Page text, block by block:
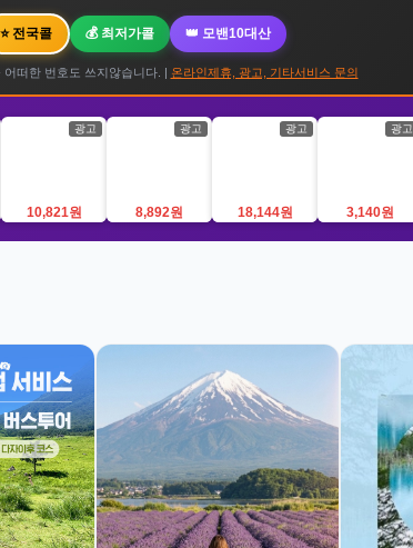
⭐ 전국콜 💰 최저가콜 👑 모밴10대산
떠한 번호도 쓰지않습니다. | 온라인제휴, 광고, 기타서비스 문의
광고
10,821원
광고
8,892원
광고
18,144원
광고
3,140원